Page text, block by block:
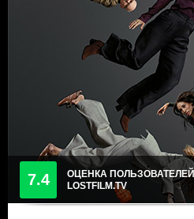
7.4
ОЦЕНКА ПОЛЬЗОВАТЕЛЕЙ
LOSTFILM.TV